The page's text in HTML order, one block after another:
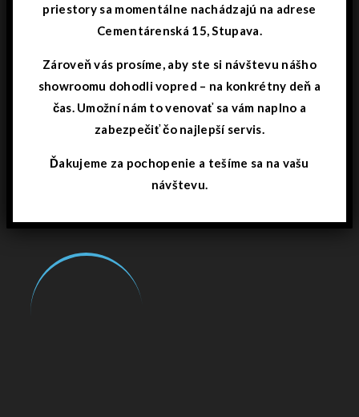
priestory sa momentálne nachádzajú na adrese
Cementárenská 15, Stupava.
Zároveň vás prosíme, aby ste si návštevu nášho
showroomu dohodli vopred – na konkrétny deň a
čas. Umožní nám to venovať sa vám naplno a
zabezpečiť čo najlepší servis.
Ďakujeme za pochopenie a tešíme sa na vašu
návštevu.